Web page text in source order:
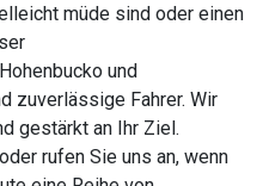
müde sind oder einen
und
zuverlässige Fahrer. Wir
gestärkt an Ihr Ziel.
rufen Sie uns an, wenn